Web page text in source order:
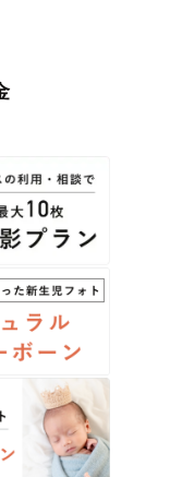
道府県に在籍してい
に残る素敵な撮影体
ます
や色合いを丁寧に調
洗練された仕上がり
！」と思える一枚に
例をご覧ください。